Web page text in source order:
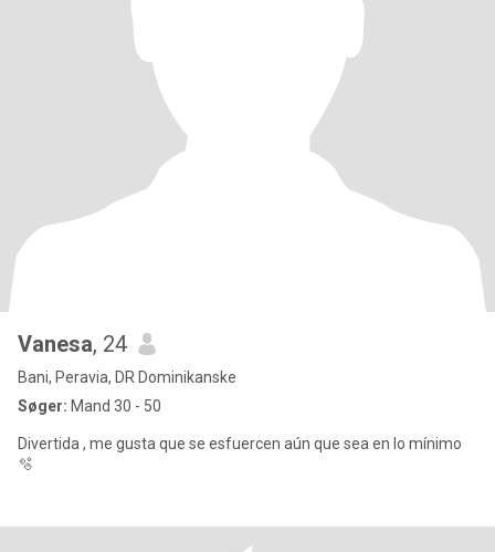
Vanesa, 24
Bani, Peravia, DR Dominikanske
Søger: Mand 30 - 50
Divertida , me gusta que se esfuercen aún que sea en lo mínimo
🫧